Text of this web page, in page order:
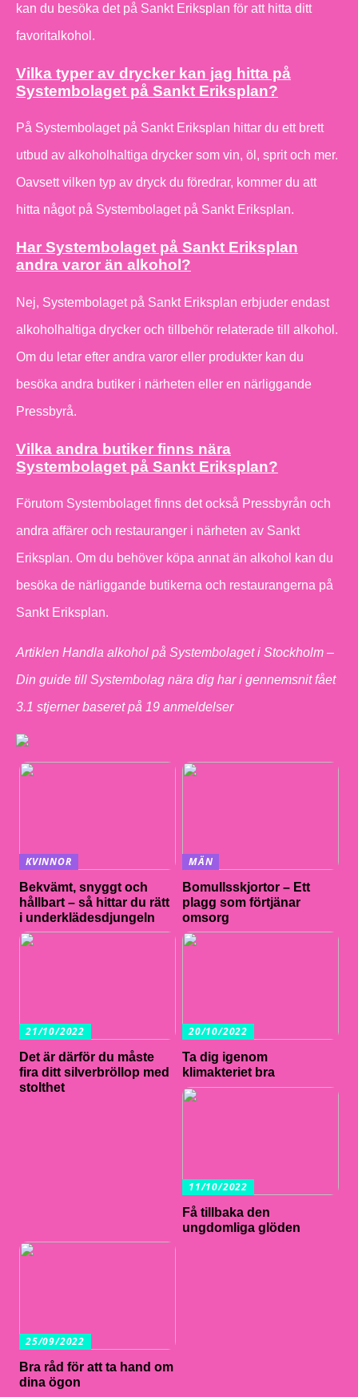
kan du besöka det på Sankt Eriksplan för att hitta ditt
favoritalkohol.
Vilka typer av drycker kan jag hitta på
Systembolaget på Sankt Eriksplan?
På Systembolaget på Sankt Eriksplan hittar du ett brett
utbud av alkoholhaltiga drycker som vin, öl, sprit och mer.
Oavsett vilken typ av dryck du föredrar, kommer du att
hitta något på Systembolaget på Sankt Eriksplan.
Har Systembolaget på Sankt Eriksplan
andra varor än alkohol?
Nej, Systembolaget på Sankt Eriksplan erbjuder endast
alkoholhaltiga drycker och tillbehör relaterade till alkohol.
Om du letar efter andra varor eller produkter kan du
besöka andra butiker i närheten eller en närliggande
Pressbyrå.
Vilka andra butiker finns nära
Systembolaget på Sankt Eriksplan?
Förutom Systembolaget finns det också Pressbyrån och
andra affärer och restauranger i närheten av Sankt
Eriksplan. Om du behöver köpa annat än alkohol kan du
besöka de närliggande butikerna och restaurangerna på
Sankt Eriksplan.
Artiklen Handla alkohol på Systembolaget i Stockholm –
Din guide till Systembolag nära dig har i gennemsnit fået
3.1 stjerner baseret på 19 anmeldelser
KVINNOR
Bekvämt, snyggt och
hållbart – så hittar du rätt
i underklädesdjungeln
MÄN
Bomullsskjortor – Ett
plagg som förtjänar
omsorg
21/10/2022
Det är därför du måste
fira ditt silverbröllop med
stolthet
20/10/2022
Ta dig igenom
klimakteriet bra
11/10/2022
Få tillbaka den
ungdomliga glöden
25/09/2022
Bra råd för att ta hand om
dina ögon